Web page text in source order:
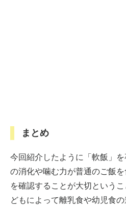
まとめ
今回紹介したように「軟飯」
の消化や噛む力が普通のご飯
を確認することが大切という
どもによって離乳食や幼児食